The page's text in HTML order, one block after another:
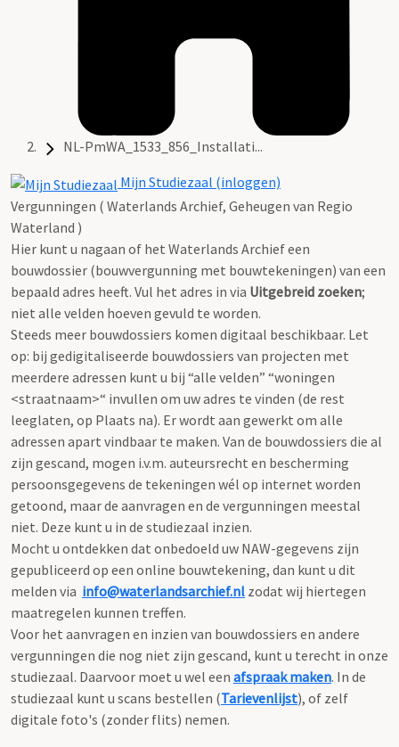
NL-PmWA_1533_856_Installati...
Mijn Studiezaal (inloggen)
Vergunningen ( Waterlands Archief, Geheugen van Regio
Waterland )
Hier kunt u nagaan of het Waterlands Archief een
bouwdossier (bouwvergunning met bouwtekeningen) van een
bepaald adres heeft. Vul het adres in via Uitgebreid zoeken;
niet alle velden hoeven gevuld te worden.
Steeds meer bouwdossiers komen digitaal beschikbaar. Let
op: bij gedigitaliseerde bouwdossiers van projecten met
meerdere adressen kunt u bij “alle velden” “woningen
<straatnaam>“ invullen om uw adres te vinden (de rest
leeglaten, op Plaats na). Er wordt aan gewerkt om alle
adressen apart vindbaar te maken. Van de bouwdossiers die al
zijn gescand, mogen i.v.m. auteursrecht en bescherming
persoonsgegevens de tekeningen wél op internet worden
getoond, maar de aanvragen en de vergunningen meestal
niet. Deze kunt u in de studiezaal inzien.
Mocht u ontdekken dat onbedoeld uw NAW-gegevens zijn
gepubliceerd op een online bouwtekening, dan kunt u dit
melden via info@waterlandsarchief.nl zodat wij hiertegen
maatregelen kunnen treffen.
Voor het aanvragen en inzien van bouwdossiers en andere
vergunningen die nog niet zijn gescand, kunt u terecht in onze
studiezaal. Daarvoor moet u wel een afspraak maken. In de
studiezaal kunt u scans bestellen (Tarievenlijst), of zelf
digitale foto's (zonder flits) nemen.